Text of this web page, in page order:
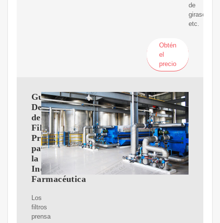
de
girasol,
etc.
Obtén
el
precio
Guía
Definitiva
de
Filtros
Prensa
para
la
Industria
Farmacéutica
Los
filtros
prensa